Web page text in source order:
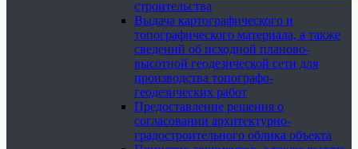
строительства
Выдача картографического и
топографического материала, а также
сведений об исходной планово-
высотной геодезической сети для
производства топографо-
геодезических работ
Предоставление решения о
согласовании архитектурно-
градостроительного облика объекта